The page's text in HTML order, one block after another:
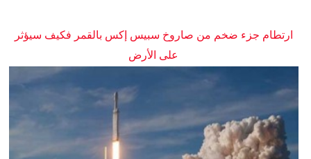
ارتطام جزء ضخم من صاروخ سبيس إكس بالقمر فكيف سيؤثر
على الأرض